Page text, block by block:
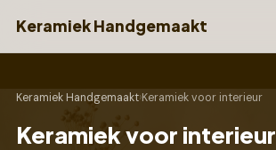
Keramiek Handgemaakt
Keramiek Handgemaakt›Keramiek voor interieur
Keramiek voor interieur